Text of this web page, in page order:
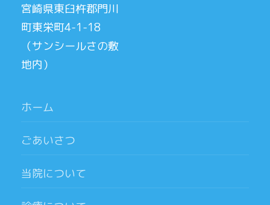
宮崎県東臼杵郡門川
町東栄町4-1-18
（サンシールさの敷
地内）
ホーム
ごあいさつ
当院について